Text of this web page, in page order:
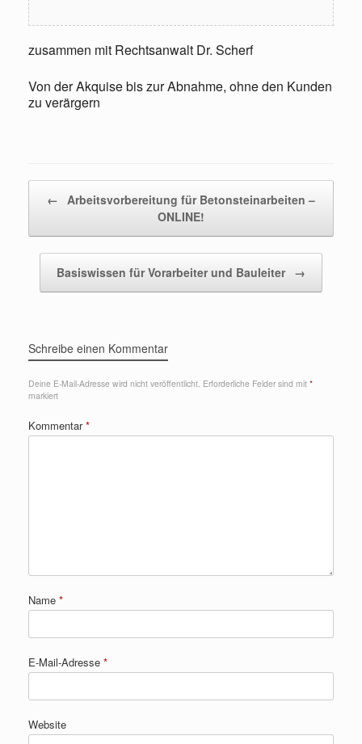
zusammen mit Rechtsanwalt Dr. Scherf
Von der Akquise bis zur Abnahme, ohne den Kunden
zu verärgern
← Arbeitsvorbereitung für Betonsteinarbeiten –
ONLINE!
Basiswissen für Vorarbeiter und Bauleiter →
Schreibe einen Kommentar
Deine E-Mail-Adresse wird nicht veröffentlicht. Erforderliche Felder sind mit *
markiert
Kommentar*
Name *
E-Mail-Adresse *
Website